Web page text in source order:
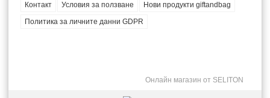
Контакт
Условия за ползване
Нови продукти giftandbag
Политика за личните данни GDPR
Онлайн магазин от SELITON